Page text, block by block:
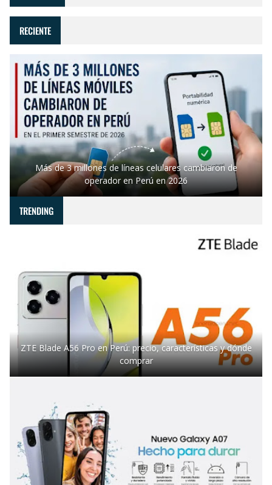
RECIENTE
Más de 3 millones de líneas celulares cambiaron de
operador en Perú en 2026
TRENDING
ZTE Blade A56 Pro en Perú: precio, características y dónde
comprar